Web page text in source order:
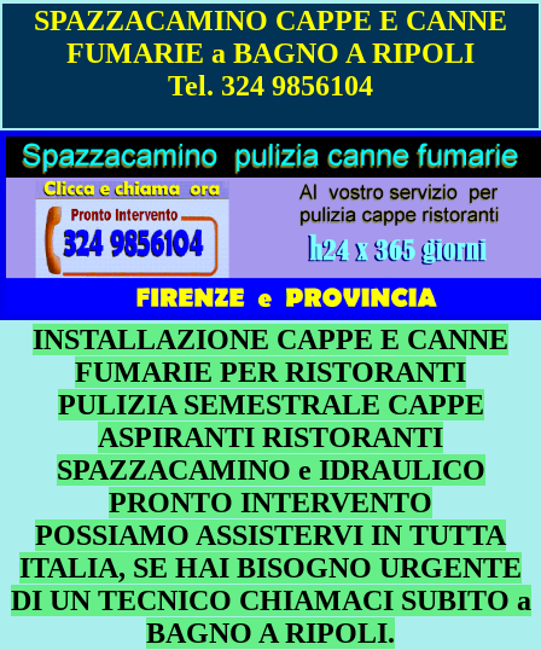
SPAZZACAMINO CAPPE E CANNE
FUMARIE a BAGNO A RIPOLI
Tel. 324 9856104
INSTALLAZIONE CAPPE E CANNE
FUMARIE PER RISTORANTI
PULIZIA SEMESTRALE CAPPE
ASPIRANTI RISTORANTI
SPAZZACAMINO e IDRAULICO
PRONTO INTERVENTO
POSSIAMO ASSISTERVI IN TUTTA
ITALIA, SE HAI BISOGNO URGENTE
DI UN TECNICO CHIAMACI SUBITO a
BAGNO A RIPOLI.